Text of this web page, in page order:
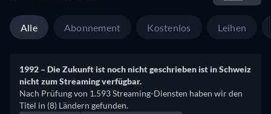
Alle Abonnement Kostenlos Leihen
1992 – Die Zukunft ist noch nicht geschrieben ist in Schweiz
nicht zum Streaming verfügbar.
Nach Prüfung von 1.593 Streaming-Diensten haben wir den
Titel in (8) Ländern gefunden.